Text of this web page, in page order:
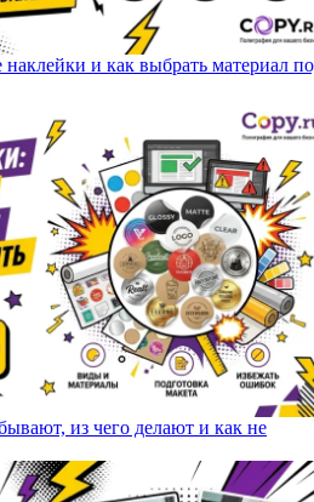
и как выбрать материал
из чего делают и как не